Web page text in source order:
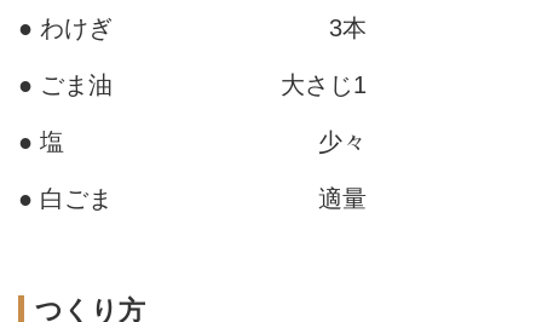
● わけぎ 3本
● ごま油 大さじ1
● 塩 少々
● 白ごま 適量
つくり方